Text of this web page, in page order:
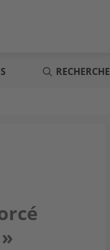
RECHERCHE